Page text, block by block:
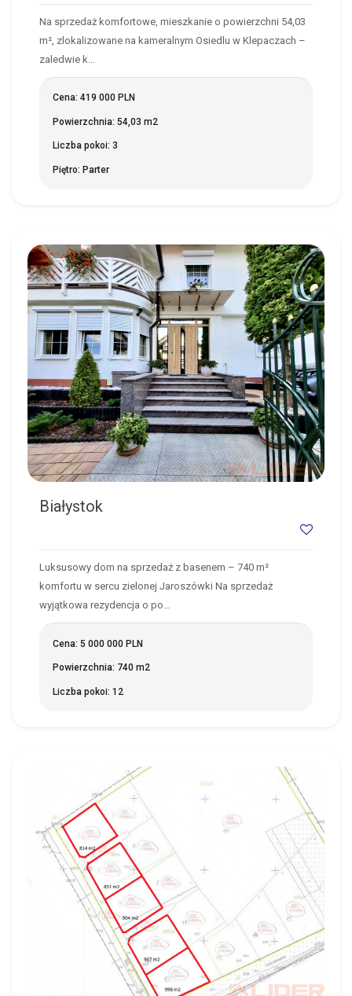
Na sprzedaż komfortowe, mieszkanie o powierzchni 54,03
m², zlokalizowane na kameralnym Osiedlu w Klepaczach –
zaledwie k…
Cena: 419 000 PLN
Powierzchnia: 54,03 m2
Liczba pokoi: 3
Piętro: Parter
BIAŁYSTOK
Białystok
Luksusowy dom na sprzedaż z basenem – 740 m²
komfortu w sercu zielonej Jaroszówki Na sprzedaż
wyjątkowa rezydencja o po…
Cena: 5 000 000 PLN
Powierzchnia: 740 m2
Liczba pokoi: 12
CHOROSZCZ